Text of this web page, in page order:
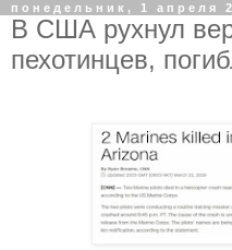
понедельник, 1 апреля
В США рухнул
пехотинцев,